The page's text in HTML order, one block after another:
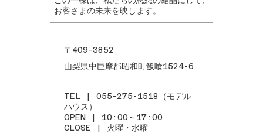
お客さまの未来を映します。
〒409-3852
山梨県中巨摩郡昭和町飯喰1524-6
TEL | 055-275-1518（モデル
ハウス）
OPEN | 10:00～17:00
CLOSE | 火曜・水曜